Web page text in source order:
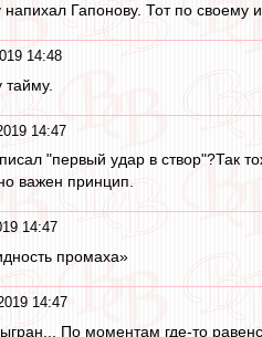
Гапонову. Тот по своему
14:48
тайму.
14:47
"первый удар в створ"?Так
важен принцип.
14:47
промаха»
14:47
По моментам где-то